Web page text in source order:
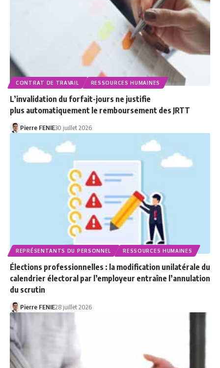
CONTRAT DE TRAVAIL RESSOURCES HUMAINES
L’invalidation du forfait-jours ne justifie
plus automatiquement le remboursement des JRTT
Pierre FENIE30 juillet 2026
REPRÉSENTANTS DU PERSONNEL RESSOURCES HUMAINES
Élections professionnelles : la modification unilatérale du
calendrier électoral par l’employeur entraîne l’annulation
du scrutin
Pierre FENIE28 juillet 2026